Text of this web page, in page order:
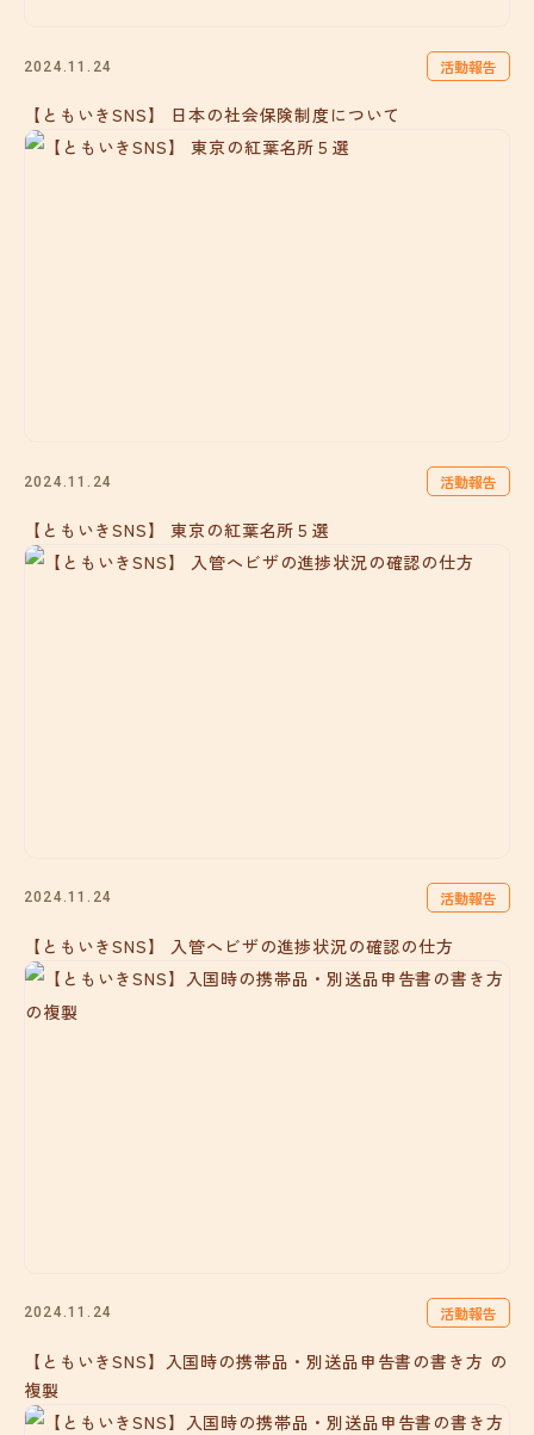
2024.11.24 活動報告
【ともいきSNS】 日本の社会保険制度について
2024.11.24 活動報告
【ともいきSNS】 東京の紅葉名所５選
2024.11.24 活動報告
【ともいきSNS】 入管へビザの進捗状況の確認の仕方
2024.11.24 活動報告
【ともいきSNS】入国時の携帯品・別送品申告書の書き方 の
複製